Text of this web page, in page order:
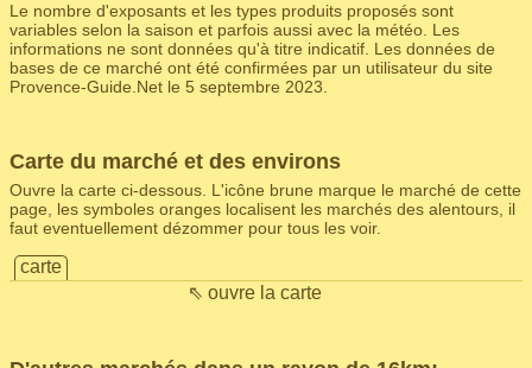
Le nombre d'exposants et les types produits proposés sont
variables selon la saison et parfois aussi avec la météo. Les
informations ne sont données qu'à titre indicatif. Les données de
bases de ce marché ont été confirmées par un utilisateur du site
Provence-Guide.Net le 5 septembre 2023.
Carte du marché et des environs
Ouvre la carte ci-dessous. L'icône brune marque le marché de cette
page, les symboles oranges localisent les marchés des alentours, il
faut eventuellement dézommer pour tous les voir.
carte
⇖ ouvre la carte